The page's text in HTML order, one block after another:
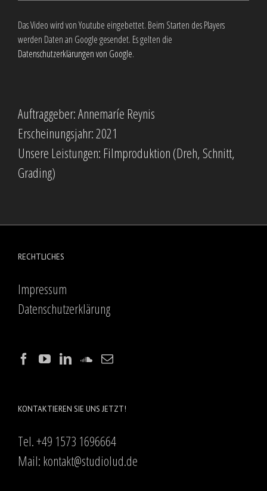
Das Video wird von Youtube eingebettet. Beim Starten des Players
werden Daten an Google gesendet. Es gelten die
Datenschutzerklärungen von Google.
Auftraggeber: Annemaríe Reynis
Erscheinungsjahr: 2021
Unsere Leistungen: Filmproduktion (Dreh, Schnitt,
Grading)
RECHTLICHES
Impressum
Datenschutzerklärung
KONTAKTIEREN SIE UNS JETZT!
Tel. +49 1573 1696664
Mail: kontakt@studiolud.de